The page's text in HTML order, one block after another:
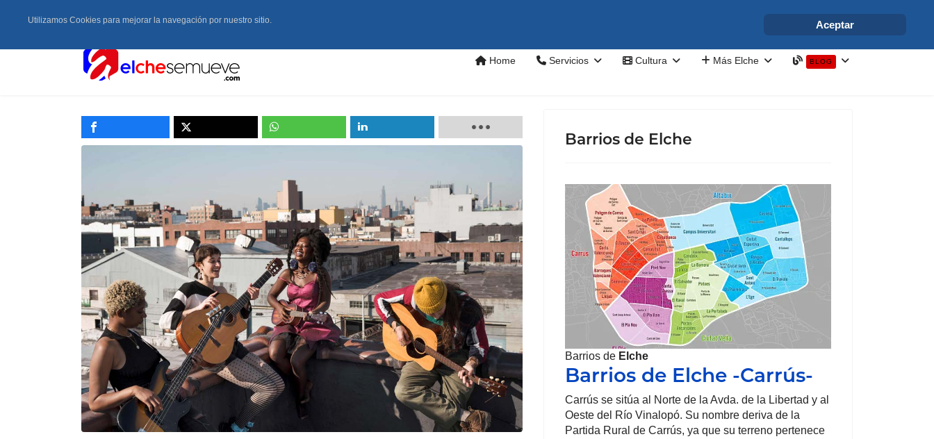
info@elchesemueve.com
Home Servicios Cultura Más Elche BLOG
Barrios de Elche
Barrios de Elche
Barrios de Elche -Carrús-
Carrús se sitúa al Norte de la Avda. de la Libertad y al
Oeste del Río Vinalopó. Su nombre deriva de la
Partida Rural de Carrús, ya que su terreno pertenece
Utilizamos Cookies para mejorar la navegación por nuestro sitio. Aceptar